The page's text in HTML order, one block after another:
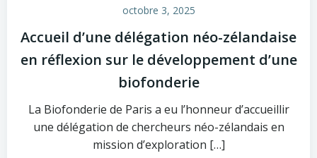
octobre 3, 2025
Accueil d’une délégation néo-zélandaise
en réflexion sur le développement d’une
biofonderie
La Biofonderie de Paris a eu l’honneur d’accueillir
une délégation de chercheurs néo-zélandais en
mission d’exploration […]